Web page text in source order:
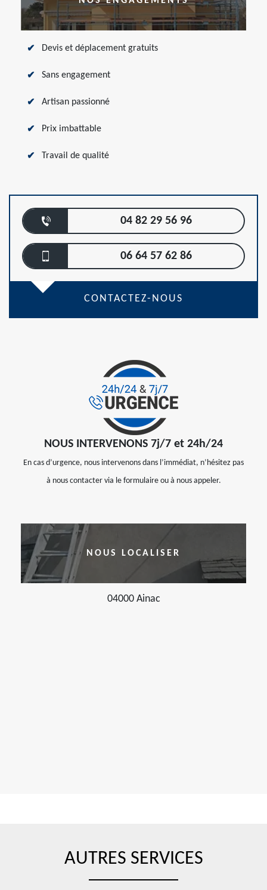
Devis et déplacement gratuits
Sans engagement
Artisan passionné
Prix imbattable
Travail de qualité
04 82 29 56 96
06 64 57 62 86
CONTACTEZ-NOUS
NOUS INTERVENONS 7j/7 et 24h/24
En cas d’urgence, nous intervenons dans l’immédiat, n’hésitez pas
à nous contacter via le formulaire ou à nous appeler.
NOUS LOCALISER
04000 Ainac
AUTRES SERVICES